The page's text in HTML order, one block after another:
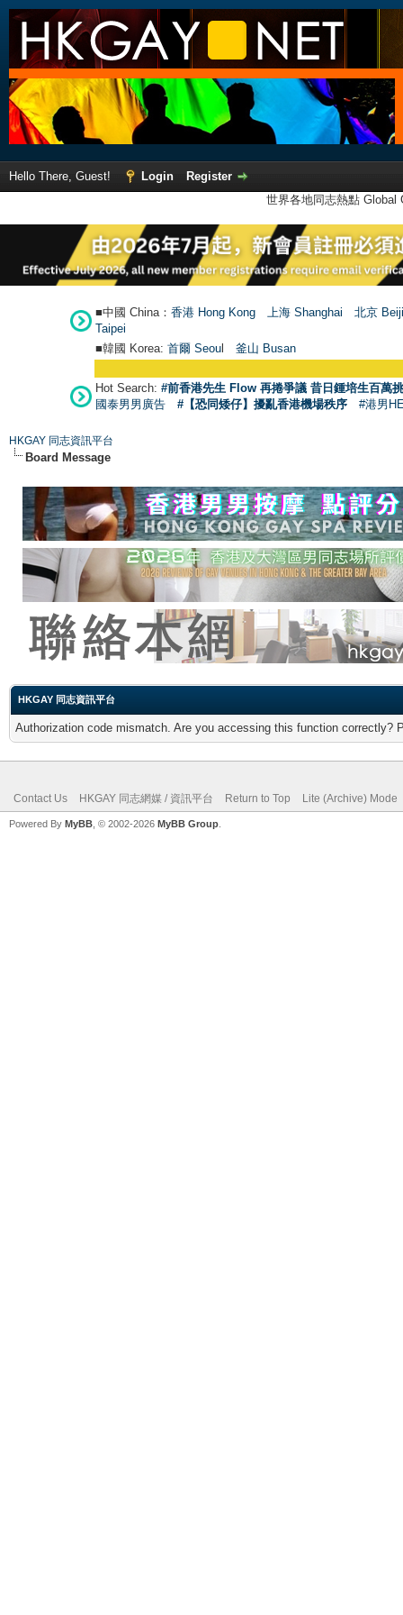
Hello There, Guest! Login
Register
世界各地同志熱點
■中國 China： 香港 Hong Kong 上海 Shanghai
北京
Taipei
■韓國 Korea: 首爾 Seoul 釜山 Busan
Hot Search: #前香港先生 Flow 再捲爭議 昔日鍾培生百萬
國泰男男廣告
#【恐同矮仔】擾亂香港機場秩序 #港男
HKGAY 同志資訊平台
Board Message
HKGAY 同志資訊平台
Authorization code mismatch. Are you accessing this function correctly?
Contact Us HKGAY 同志網媒 / 資訊平台 Return to Top Lite (Archive) Mode
Powered By MyBB , © 2002-2026 MyBB Group